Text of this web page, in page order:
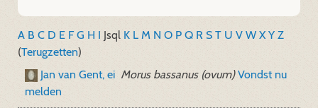
A B C D E FG H I Jsql K L M N O P Q R S T U V W XY Z
(Terugzetten)
Jan van Gent, ei Morus bassanus (ovum) Vondst nu
melden